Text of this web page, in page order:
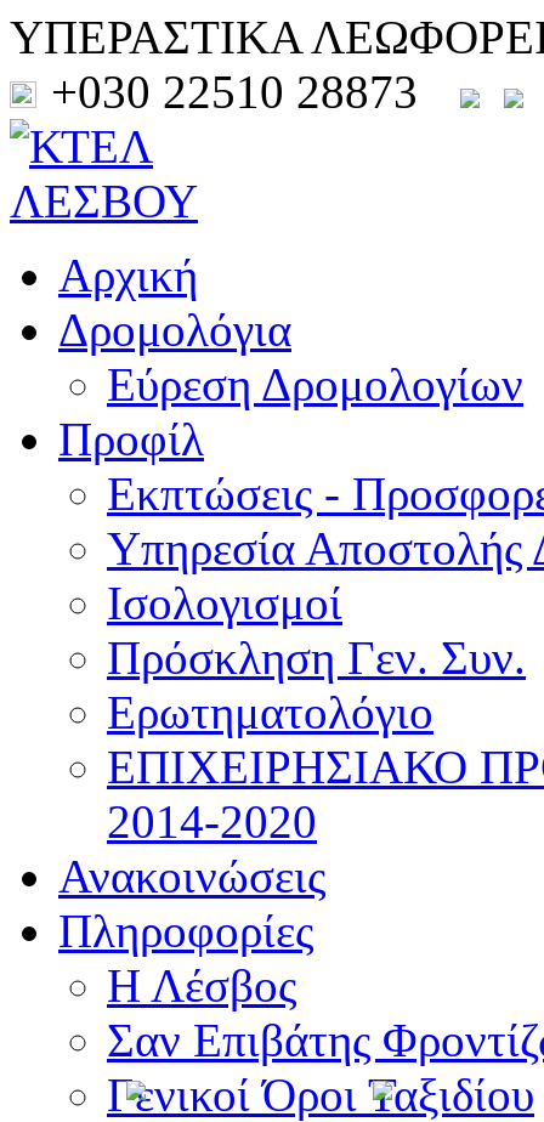
ΥΠΕΡΑΣΤΙΚΑ
+030 22510 28873
Αρχική
Δρομολόγια
Εύρεση Δρομολογίων
Προφίλ
Εκπτώσεις -
Υπηρεσία Αποστολής
Ισολογισμοί
Πρόσκληση Γεν. Συν.
Ερωτηματολόγιο
ΕΠΙΧΕΙΡΗΣΙΑΚΟ
2014-2020
Ανακοινώσεις
Πληροφορίες
Η Λέσβος
Σαν Επιβάτης
Γενικοί Όροι Ταξιδίου